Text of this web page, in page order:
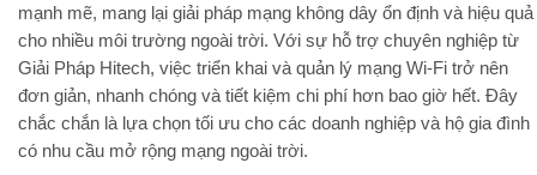
mạnh mẽ, mang lại giải pháp mạng không dây ổn định và hiệu quả
cho nhiều môi trường ngoài trời. Với sự hỗ trợ chuyên nghiệp từ
Giải Pháp Hitech, việc triển khai và quản lý mạng Wi-Fi trở nên
đơn giản, nhanh chóng và tiết kiệm chi phí hơn bao giờ hết. Đây
chắc chắn là lựa chọn tối ưu cho các doanh nghiệp và hộ gia đình
có nhu cầu mở rộng mạng ngoài trời.